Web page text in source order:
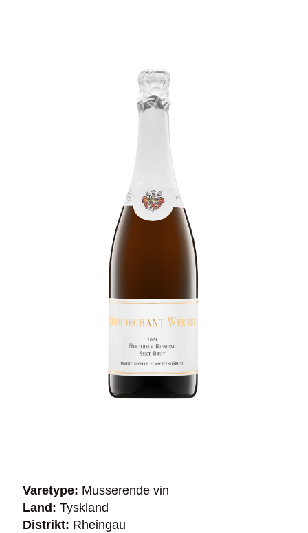
Varetype: Musserende vin
Land: Tyskland
Distrikt: Rheingau